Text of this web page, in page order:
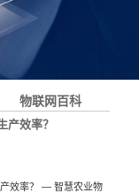
物联网百科
产效率？
效率？ — 智慧农业物